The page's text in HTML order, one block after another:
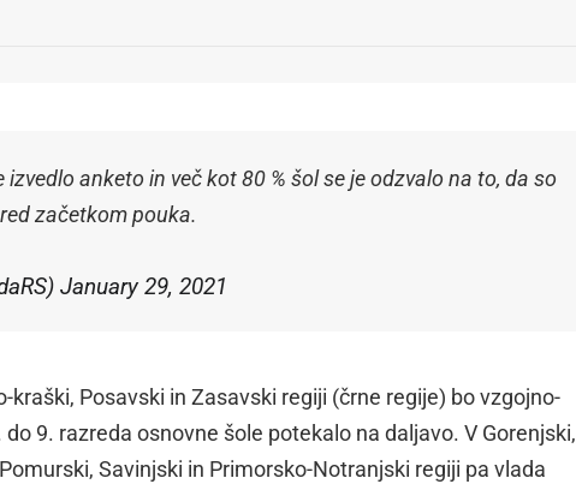
izvedlo anketo in več kot 80 % šol se je odzvalo na to, da so
začetkom pouka.
January 29, 2021
kraški, Posavski in Zasavski regiji (črne regije) bo vzgojno-
do 9. razreda osnovne šole potekalo na daljavo. V Gorenjski,
Savinjski in Primorsko-Notranjski regiji pa vlada